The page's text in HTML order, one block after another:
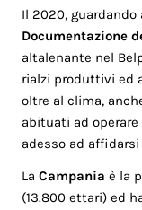
Il 2020,
Documentazione
altalenante nel
rialzi produttivi ed
oltre al clima,
abituati ad
adesso ad
LaCampania è la
(13.800 ettari) ed